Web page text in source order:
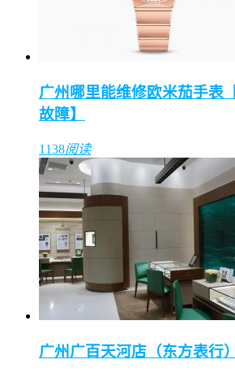
广州哪里能维修欧米茄手表
故障】
1138阅读
广州广百天河店（东方表行）